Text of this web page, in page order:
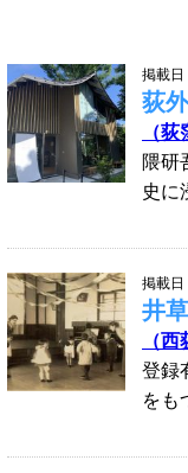
掲載日
荻
（荻
隈研
史に
掲載日
井
（西
登録
をも